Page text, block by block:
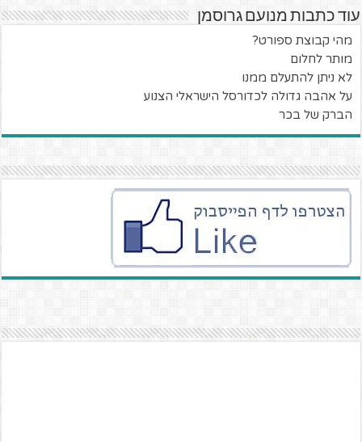
עוד כתבות מנועם גרוסמן
מהי קבוצת ספורט?
מותר לחלום
לא ניתן להתעלם ממנו
על אהבה גדולה לכדורסל הישראלי הצנוע
הברק של בכר